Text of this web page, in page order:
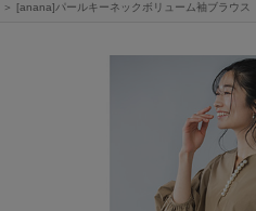
＞ [anana]パールキーネックボリューム袖ブラウス